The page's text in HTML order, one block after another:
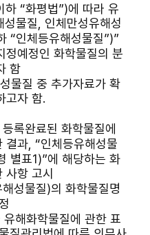
하 “화평법”)에 따라 유
물질, 인체만성유해성
“인체등유해성물질”)”
정예정인 화학물질의 분
함
물질 중 추가자료가 확
고자 함.
록완료된 화학물질에
결과, “인체등유해성물
별표1)”에 해당하는 화
항 고시
성물질)의 화학물질명
해화학물질에 관한 표